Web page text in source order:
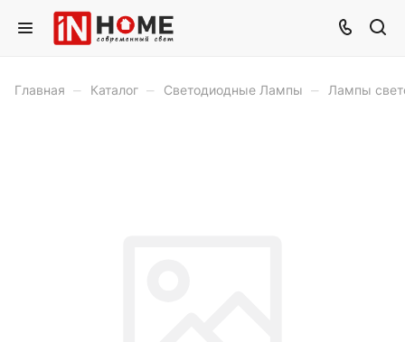
Главная – Каталог – Светодиодные Лампы – Лампы